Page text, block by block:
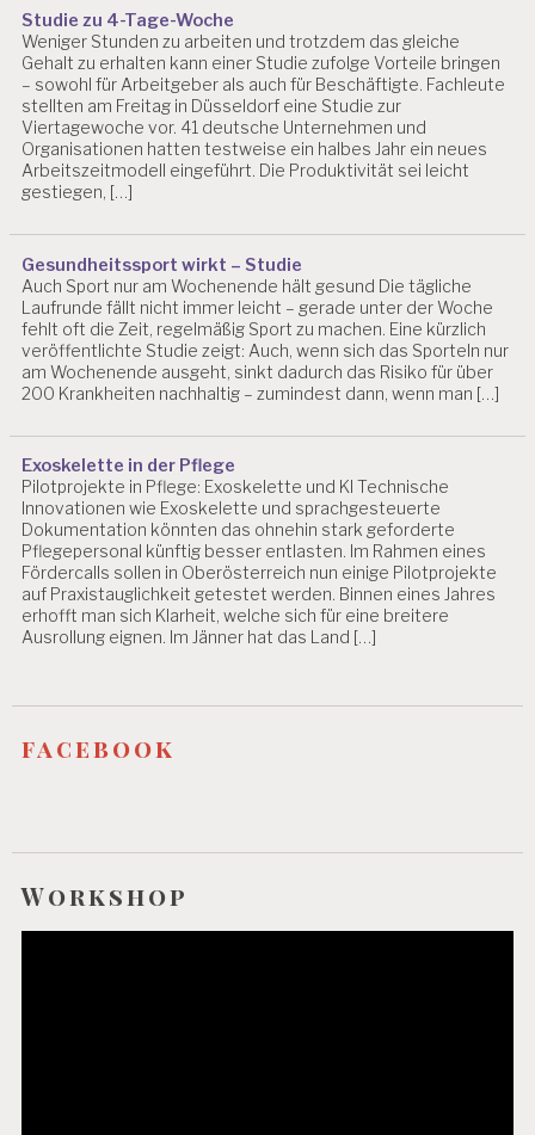
Studie zu 4-Tage-Woche
Weniger Stunden zu arbeiten und trotzdem das gleiche
Gehalt zu erhalten kann einer Studie zufolge Vorteile bringen
– sowohl für Arbeitgeber als auch für Beschäftigte. Fachleute
stellten am Freitag in Düsseldorf eine Studie zur
Viertagewoche vor. 41 deutsche Unternehmen und
Organisationen hatten testweise ein halbes Jahr ein neues
Arbeitszeitmodell eingeführt. Die Produktivität sei leicht
gestiegen, […]
Gesundheitssport wirkt – Studie
Auch Sport nur am Wochenende hält gesund Die tägliche
Laufrunde fällt nicht immer leicht – gerade unter der Woche
fehlt oft die Zeit, regelmäßig Sport zu machen. Eine kürzlich
veröffentlichte Studie zeigt: Auch, wenn sich das Sporteln nur
am Wochenende ausgeht, sinkt dadurch das Risiko für über
200 Krankheiten nachhaltig – zumindest dann, wenn man […]
Exoskelette in der Pflege
Pilotprojekte in Pflege: Exoskelette und KI Technische
Innovationen wie Exoskelette und sprachgesteuerte
Dokumentation könnten das ohnehin stark geforderte
Pflegepersonal künftig besser entlasten. Im Rahmen eines
Fördercalls sollen in Oberösterreich nun einige Pilotprojekte
auf Praxistauglichkeit getestet werden. Binnen eines Jahres
erhofft man sich Klarheit, welche sich für eine breitere
Ausrollung eignen. Im Jänner hat das Land […]
facebook
Workshop